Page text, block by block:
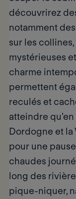
découvrirez
notamment
sur les
mystérieuses
charme
permettent
reculés et
atteindre qu'en
Dordogne et la
pour une
chaudes
long des
pique-niquer,